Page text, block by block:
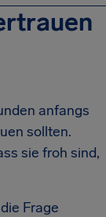
anfangs
sollten.
sie froh sind,
Frage